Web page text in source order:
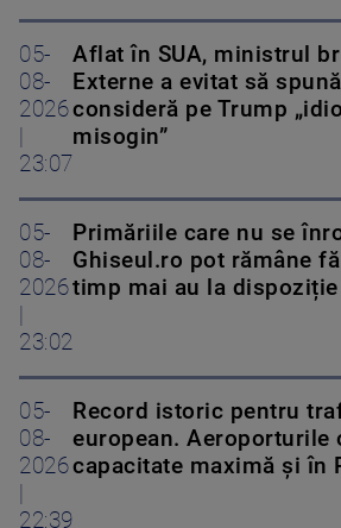
05-
08-
2026
23:07
Aflat în SUA, ministrul
Externe a evitat să
consideră pe Trump
misogin”
05-
08-
2026
23:02
Primăriile care nu se
Ghiseul.ro pot rămâne
timp mai au la dispoziție
05-
08-
2026
22:39
Record istoric pentru
european. Aeroporturile
capacitate maximă și în